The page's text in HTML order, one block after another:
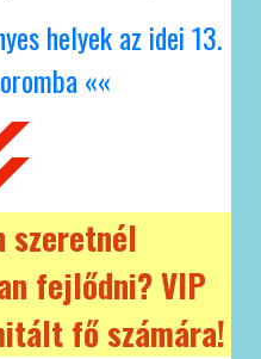
helyek az idei 13.
««
szeretnél
fejlődni? VIP
fő számára!